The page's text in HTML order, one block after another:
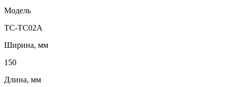
Модель
TC-TC02A
Ширина, мм
150
Длина, мм